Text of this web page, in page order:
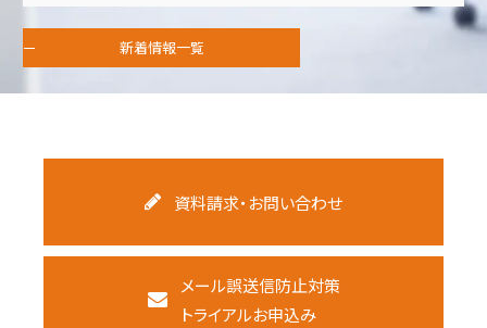
新着情報一覧
資料請求・お問い合わせ
メール誤送信防止対策
トライアルお申込み